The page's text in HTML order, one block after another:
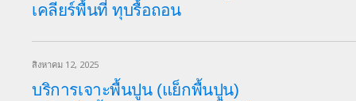
เคลียร์พื้นที่ ทุบรื้อถอน‎
สิงหาคม 12, 2025
บริการเจาะพื้นปูน (แย็กพื้นปูน)